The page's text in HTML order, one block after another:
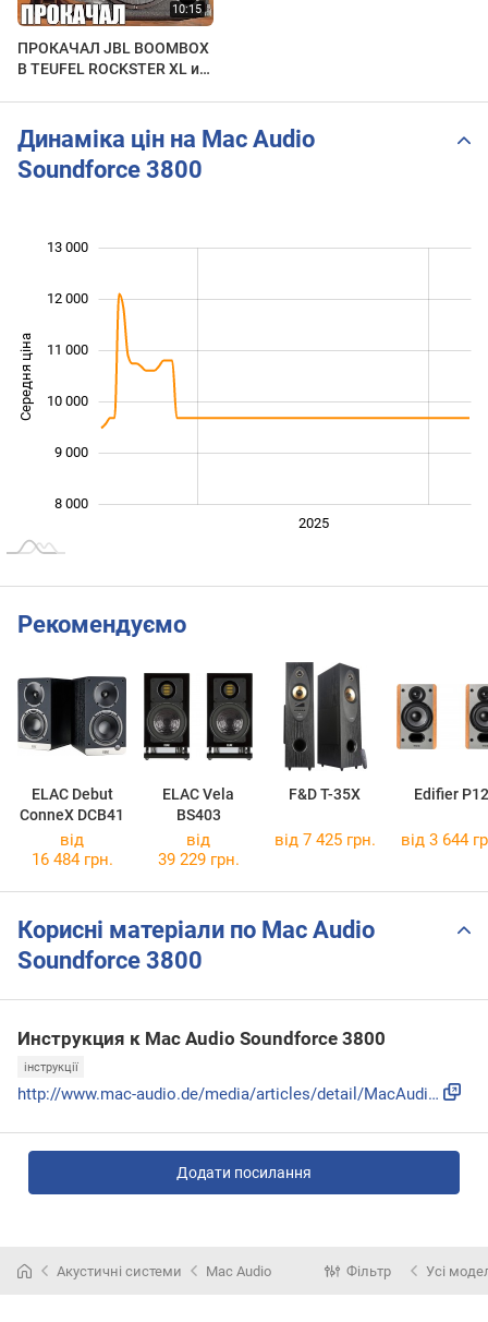
ПРОКАЧАЛ JBL BOOMBOX
В TEUFEL ROCKSTER XL из
Динаміка цін на Mac Audio
Soundforce 3800
Середня ціна
8 000
9 000
10 000
11 000
12 000
13 000
2025
Рекомендуємо
ELAC Debut
ConneX DCB41
ELAC Vela
BS403
F&D T-35X Edifier P12
від
16 484 грн.
від
39 229 грн.
від 7 425 грн. від 3 644
Корисні матеріали по Mac Audio
Soundforce 3800
Инструкция к Mac Audio Soundforce 3800
інструкції
http://www.mac-audio.de/media/articles/detail/MacAudio_Soun...
Додати посилання
Акустичні системи Mac Audio Фільтр Усі